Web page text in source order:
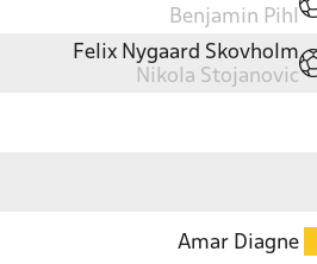
Benjamin Pihl
Felix Nygaard Skovholm
Nikola Stojanovic
Amar Diagne